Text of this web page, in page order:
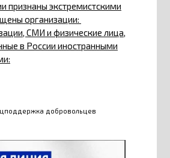
признаны экстремистскими
организации:
СМИ и физические лица,
в России иностранными
добровольцев